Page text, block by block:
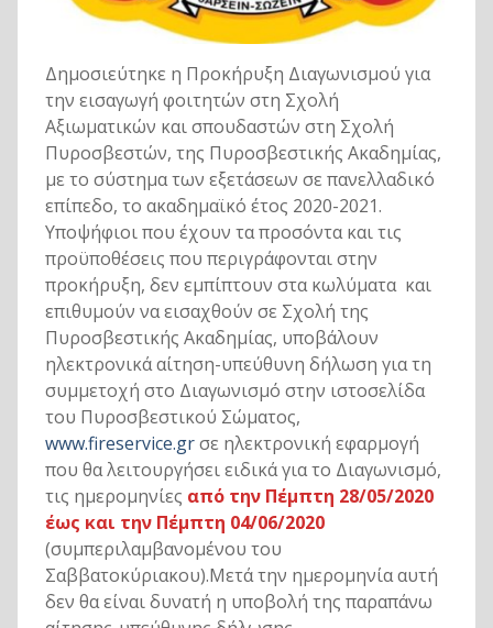
Δημοσιεύτηκε η Προκήρυξη Διαγωνισμού για
την εισαγωγή φοιτητών στη Σχολή
Αξιωματικών και σπουδαστών στη Σχολή
Πυροσβεστών, της Πυροσβεστικής Ακαδημίας,
με το σύστημα των εξετάσεων σε πανελλαδικό
επίπεδο, το ακαδημαϊκό έτος 2020-2021.
Υποψήφιοι που έχουν τα προσόντα και τις
προϋποθέσεις που περιγράφονται στην
προκήρυξη, δεν εμπίπτουν στα κωλύματα και
επιθυμούν να εισαχθούν σε Σχολή της
Πυροσβεστικής Ακαδημίας, υποβάλουν
ηλεκτρονικά αίτηση-υπεύθυνη δήλωση για τη
συμμετοχή στο Διαγωνισμό στην ιστοσελίδα
του Πυροσβεστικού Σώματος,
www.fireservice.grσε ηλεκτρονική εφαρμογή
που θα λειτουργήσει ειδικά για το Διαγωνισμό,
τις ημερομηνίες από την Πέμπτη 28/05/2020
έως και την Πέμπτη 04/06/2020
(συμπεριλαμβανομένου του
Σαββατοκύριακου).Μετά την ημερομηνία αυτή
δεν θα είναι δυνατή η υποβολή της παραπάνω